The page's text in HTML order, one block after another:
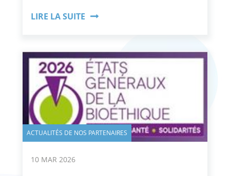
LIRE LA SUITE
ACTUALITÉS DE NOS PARTENAIRES
10 MAR 2026